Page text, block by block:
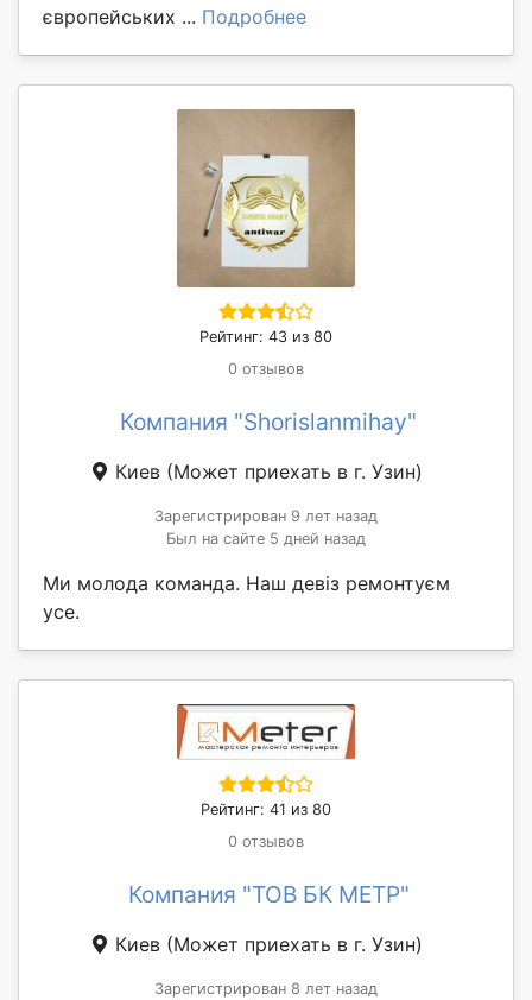
європейських ... Подробнее
Рейтинг: 43 из 80
0 отзывов
Компания "Shorislanmihay"
Киев (Может приехать в г. Узин)
Зарегистрирован 9 лет назад
Был на сайте 5 дней назад
Ми молода команда. Наш девіз ремонтуєм
усе.
Рейтинг: 41 из 80
0 отзывов
Компания "ТОВ БК МЕТР"
Киев (Может приехать в г. Узин)
Зарегистрирован 8 лет назад